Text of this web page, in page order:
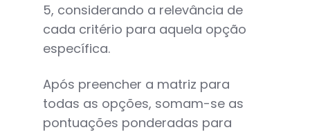
5, considerando a relevância de
cada critério para aquela opção
específica.
Após preencher a matriz para
todas as opções, somam-se as
pontuações ponderadas para